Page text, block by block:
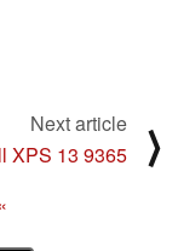
Next article
XPS 13 9365
⟩